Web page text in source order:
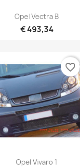
Opel Vectra B
€ 493,34
Opel Vivaro 1
favorite_border